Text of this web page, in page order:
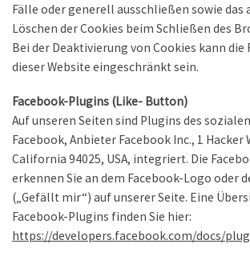
Fälle oder generell ausschließen sowie das
Löschen der Cookies beim Schließen des
Bei der Deaktivierung von Cookies kann
dieser Website eingeschränkt sein.
Facebook-Plugins (Like- Button)
Auf unseren Seiten sind Plugins des
Facebook, Anbieter Facebook Inc., 1 Hacker
California 94025, USA, integriert. Die
erkennen Sie an dem Facebook-Logo oder
(„Gefällt mir“) auf unserer Seite. Eine
Facebook-Plugins finden Sie hier:
https://developers.facebook.com/docs/